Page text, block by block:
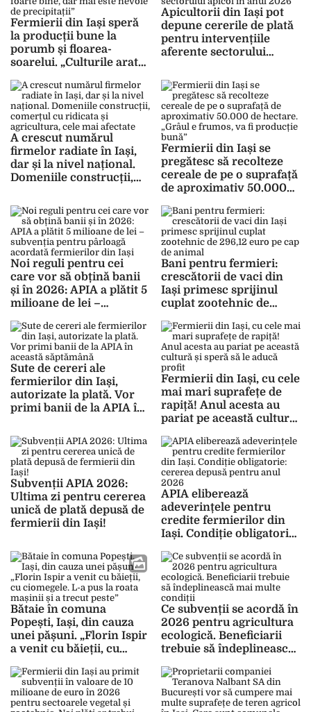
Fermierii din Iași speră
la producții bune la
porumb și floarea-
soarelui. „Culturile arată
nevoie de precipitații”
Apicultorii din Iași pot
depune cererile de plată
pentru intervențiile
aferente sectorului
A crescut numărul
firmelor radiate în Iași,
dar și la nivel național.
Domeniile construcții,
agricultura, cele mai
afectate
Fermierii din Iași se
pregătesc să recolteze
cereale de pe o suprafață
de aproximativ 50.000
frumos, va fi producție
bună”
Noi reguli pentru cei
care vor să obțină banii
și în 2026: APIA a plătit 5
milioane de lei –
pârloagă acordată
fermierilor din Iași
Bani pentru fermieri:
crescătorii de vaci din
Iași primesc sprijinul
cuplat zootehnic de
animal
Sute de cereri ale
fermierilor din Iași,
autorizate la plată. Vor
primi banii de la APIA în
Fermierii din Iași, cu cele
mai mari suprafețe de
rapiță! Anul acesta au
pariat pe această cultură
Subvenții APIA 2026:
Ultima zi pentru cererea
unică de plată depusă de
fermierii din Iași!
APIA eliberează
adeverințele pentru
credite fermierilor din
Iași. Condiție obligatorie:
anul 2026
Bătaie în comuna
Popești, Iași, din cauza
unei pășuni. „Florin Ispir
a venit cu băieții, cu
roata mașinii și a trecut
peste”
Ce subvenții se acordă în
2026 pentru agricultura
ecologică. Beneficiarii
trebuie să îndeplinească